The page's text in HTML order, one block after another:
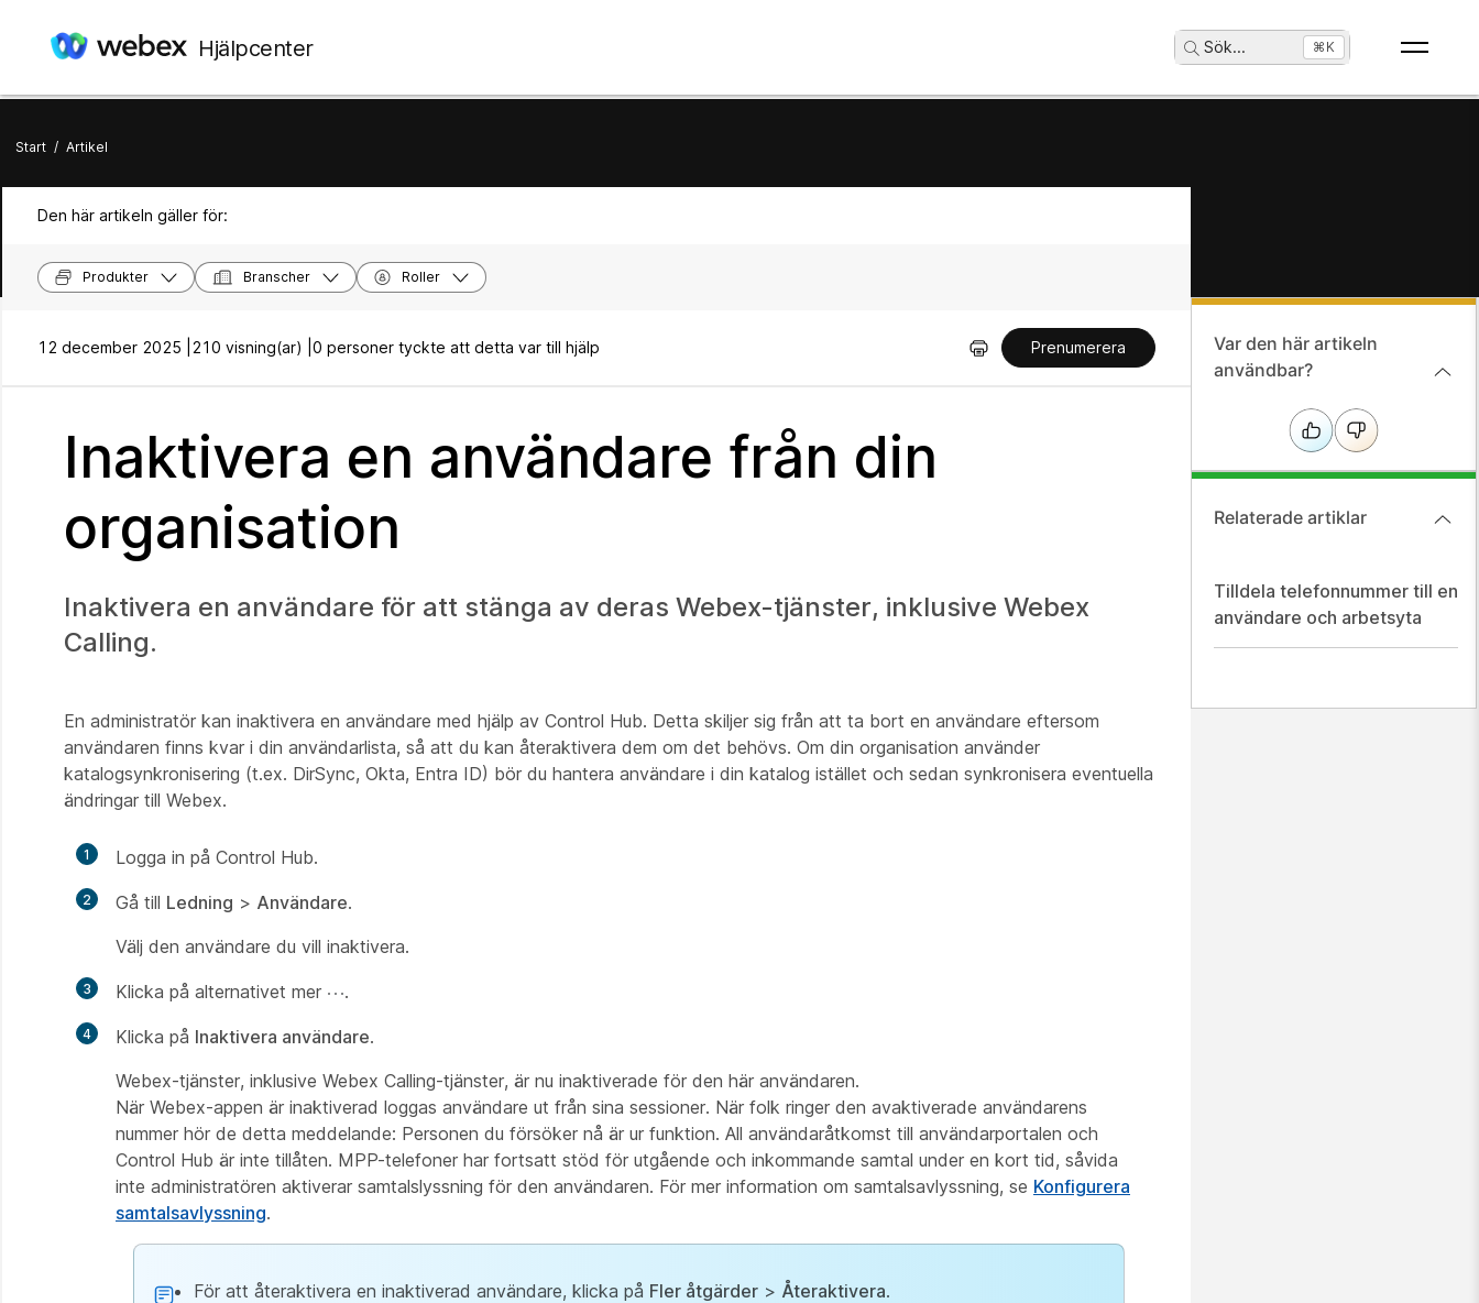
Hjälpcenter Sök... ⌘K
Start / Artikel
Den här artikeln gäller för:
Produkter Branscher Roller
12 december 2025 | 210 visning(ar) | 0 personer tyckte att detta var till hjälp Prenumerera
Inaktivera en användare från din
organisation
Inaktivera en användare för att stänga av deras Webex-tjänster, inklusive Webex
Calling.
En administratör kan inaktivera en användare med hjälp av Control Hub. Detta skiljer sig från att ta bort en användare eftersom
användaren finns kvar i din användarlista, så att du kan återaktivera dem om det behövs. Om din organisation använder
katalogsynkronisering (t.ex. DirSync, Okta, Entra ID) bör du hantera användare i din katalog istället och sedan synkronisera eventuella
ändringar till Webex.
1 Logga in på Control Hub.
2 Gå till Ledning > Användare.
Välj den användare du vill inaktivera.
3 Klicka på alternativet mer .
4 Klicka på Inaktivera användare.
Webex-tjänster, inklusive Webex Calling-tjänster, är nu inaktiverade för den här användaren.
När Webex-appen är inaktiverad loggas användare ut från sina sessioner. När folk ringer den avaktiverade användarens
nummer hör de detta meddelande: Personen du försöker nå är ur funktion. All användaråtkomst till användarportalen och
Control Hub är inte tillåten. MPP-telefoner har fortsatt stöd för utgående och inkommande samtal under en kort tid, såvida
inte administratören aktiverar samtalslyssning för den användaren. För mer information om samtalsavlyssning, se Konfigurera
samtalsavlyssning.
För att återaktivera en inaktiverad användare, klicka på Fler åtgärder > Återaktivera.
Var den här artikeln
användbar?
Relaterade artiklar
Tilldela telefonnummer till en
användare och arbetsyta